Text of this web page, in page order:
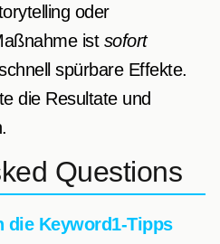
oder
ist sofort
spürbare Effekte.
die Resultate und
Questions
die Keyword1-Tipps